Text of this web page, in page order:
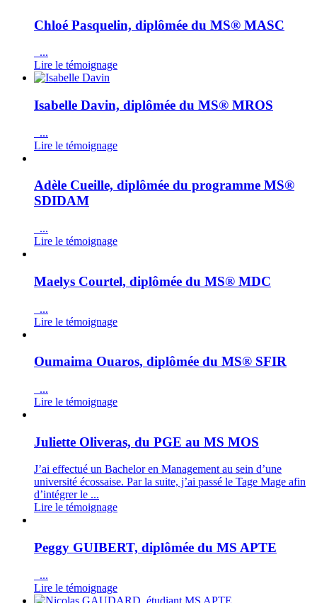
Chloé Pasquelin, diplômée du MS® MASC
...
Lire le témoignage
Isabelle Davin, diplômée du MS® MROS
...
Lire le témoignage
Adèle Cueille, diplômée du programme MS®
SDIDAM
...
Lire le témoignage
Maelys Courtel, diplômée du MS® MDC
...
Lire le témoignage
Oumaima Ouaros, diplômée du MS® SFIR
...
Lire le témoignage
Juliette Oliveras, du PGE au MS MOS
J’ai effectué un Bachelor en Management au sein d’une
université écossaise. Par la suite, j’ai passé le Tage Mage afin
d’intégrer le ...
Lire le témoignage
Peggy GUIBERT, diplômée du MS APTE
...
Lire le témoignage